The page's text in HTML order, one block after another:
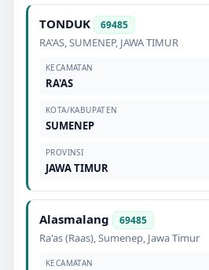
TONDUK 69485
RA'AS,SUMENEP, JAWA TIMUR
KECAMATAN
RA'AS
KOTA/KABUPATEN
SUMENEP
PROVINSI
JAWA TIMUR
Alasmalang 69485
Ra'as (Raas),Sumenep, Jawa Timur
KECAMATAN